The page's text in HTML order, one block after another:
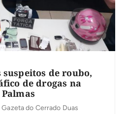
suspeitos de roubo,
de drogas na
do Cerrado Duas